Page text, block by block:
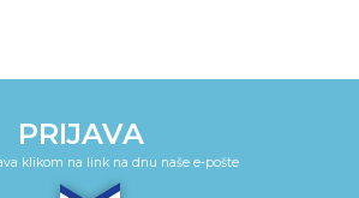
PRIJAVA
klikom na link na dnu naše e-pošte